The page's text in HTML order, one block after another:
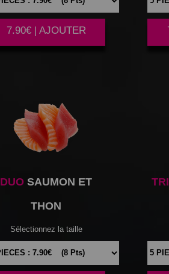
7.90€ | AJOUTER
DUO SAUMON ET
THON
Sélectionnez la taille